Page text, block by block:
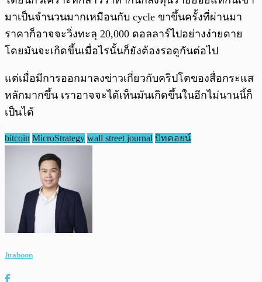
มาเป็นจำนวนมากเหมือนกับ cycle ขาขึ้นครั้งที่ผ่านมา
ราคาก็อาจจะวิ่งทะลุ 20,000 ดอลลาร์ไปอย่างง่ายดาย
โดยมันจะเกิดขึ้นเมื่อไรนั้นก็ยังต้องรอดูกันต่อไป
แต่เมื่อมีการออกมาลงข่าวเกี่ยวกับคริปโตของสื่อกระแส
หลักมากขึ้น เราอาจจะได้เห็นมันเกิดขึ้นในอีกไม่นานนี้ก็
เป็นได้
bitcoin MicroStrategy wall street journal บิทคอยน์
Jiraboon